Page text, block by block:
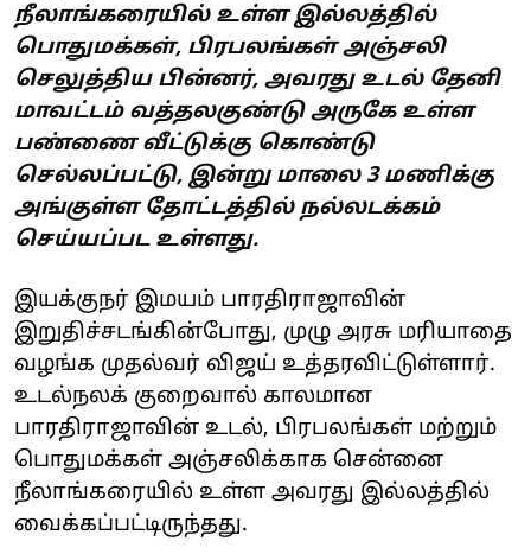
நீலாங்கரையில் உள்ள இல்லத்தில்
பொதுமக்கள், பிரபலங்கள் அஞ்சலி
செலுத்திய பின்னர், அவரது உடல் தேனி
மாவட்டம் வத்தலகுண்டு அருகே உள்ள
பண்ணை வீட்டுக்கு கொண்டு
செல்லப்பட்டு, இன்று மாலை 3 மணிக்கு
அங்குள்ள தோட்டத்தில் நல்லடக்கம்
செய்யப்பட உள்ளது.
இயக்குநர் இமயம் பாரதிராஜாவின்
இறுதிச்சடங்கின்போது, முழு அரசு மரியாதை
வழங்க முதல்வர் விஜய் உத்தரவிட்டுள்ளார்.
உடல்நலக் குறைவால் காலமான
பாரதிராஜாவின் உடல், பிரபலங்கள் மற்றும்
பொதுமக்கள் அஞ்சலிக்காக சென்னை
நீலாங்கரையில் உள்ள அவரது இல்லத்தில்
வைக்கப்பட்டிருந்தது.